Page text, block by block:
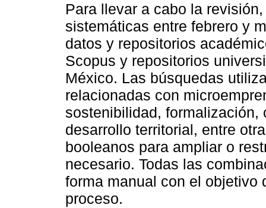
Para llevar a cabo la
sistemáticas entre febrero y
datos y repositorios
Scopus y repositorios
México. Las búsquedas
relacionadas con
sostenibilidad,
desarrollo territorial, entre
booleanos para ampliar o
necesario. Todas las
forma manual con el objetivo
proceso.